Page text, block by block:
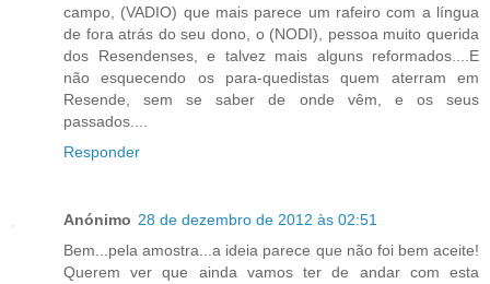
campo, (VADIO) que mais parece um rafeiro com a língua
de fora atrás do seu dono, o (NODI), pessoa muito querida
dos Resendenses, e talvez mais alguns reformados....E
não esquecendo os para-quedistas quem aterram em
Resende, sem se saber de onde vêm, e os seus
passados....
Responder
Anónimo 28 de dezembro de 2012 às 02:51
Bem...pela amostra...a ideia parece que não foi bem aceite!
Querem ver que ainda vamos ter de andar com esta